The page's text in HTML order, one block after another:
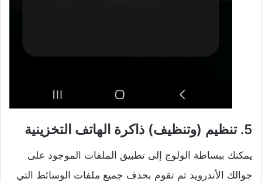
5. تنظيم (وتنظيف) ذاكرة الهاتف التخزينية
يمكنك ببساطة الولوج إلى تطبيق الملفات الموجود على
جوالك الأندرويد ثم تقوم بحذف جميع ملفات الوسائط التي